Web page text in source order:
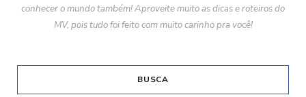
conhecer o mundo também! Aproveite muito as dicas e roteiros do
MV, pois tudo foi feito com muito carinho pra você!
BUSCA